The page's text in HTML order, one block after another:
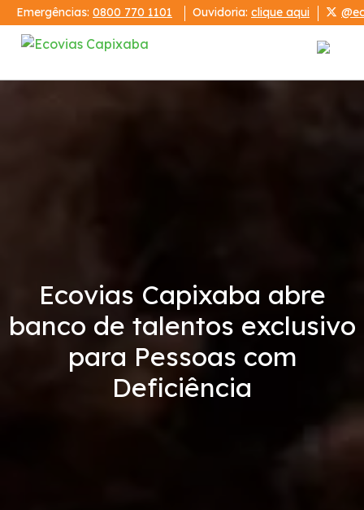
Emergências: 0800 770 1101 Ouvidoria: clique aqui
Relatórios
Código de Conduta
Ecovias Capixaba abre
banco de talentos exclusivo
para Pessoas com
Deficiência